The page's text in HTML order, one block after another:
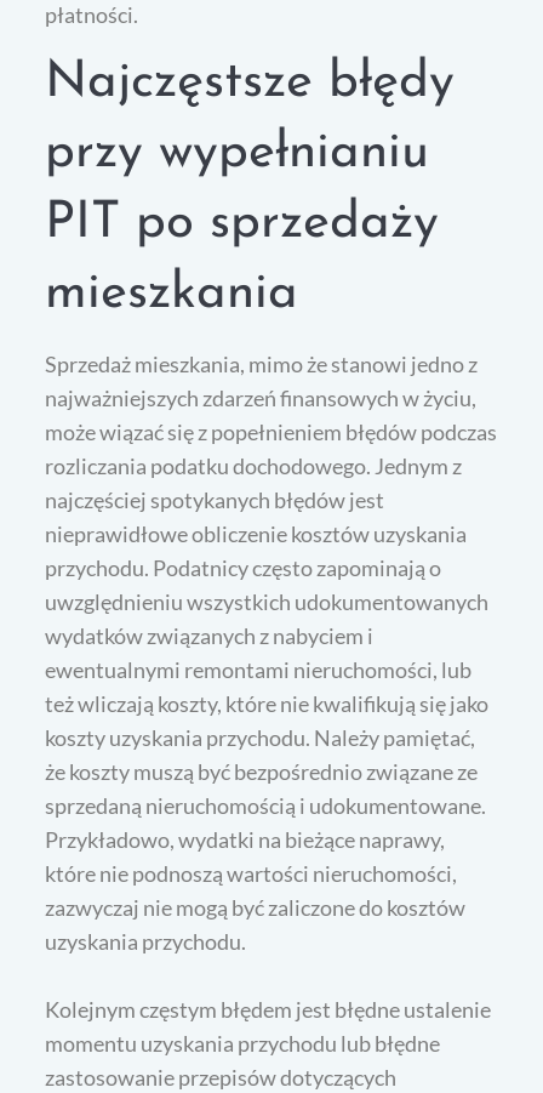
płatności.
Najczęstsze błędy
przy wypełnianiu
PIT po sprzedaży
mieszkania
Sprzedaż mieszkania, mimo że stanowi jedno z
najważniejszych zdarzeń finansowych w życiu,
może wiązać się z popełnieniem błędów podczas
rozliczania podatku dochodowego. Jednym z
najczęściej spotykanych błędów jest
nieprawidłowe obliczenie kosztów uzyskania
przychodu. Podatnicy często zapominają o
uwzględnieniu wszystkich udokumentowanych
wydatków związanych z nabyciem i
ewentualnymi remontami nieruchomości, lub
też wliczają koszty, które nie kwalifikują się jako
koszty uzyskania przychodu. Należy pamiętać,
że koszty muszą być bezpośrednio związane ze
sprzedaną nieruchomością i udokumentowane.
Przykładowo, wydatki na bieżące naprawy,
które nie podnoszą wartości nieruchomości,
zazwyczaj nie mogą być zaliczone do kosztów
uzyskania przychodu.
Kolejnym częstym błędem jest błędne ustalenie
momentu uzyskania przychodu lub błędne
zastosowanie przepisów dotyczących